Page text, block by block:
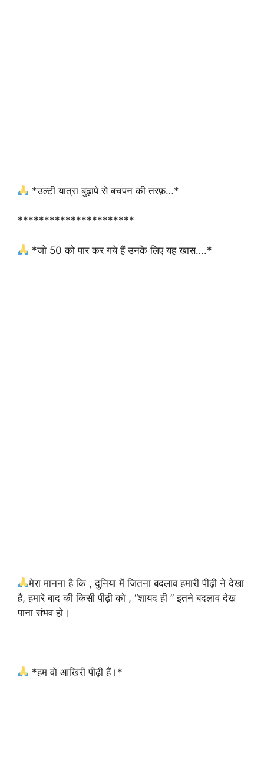
*उल्टी यात्रा बुढ़ापे से बचपन की तरफ़…*
**********************
*जो 50 को पार कर गये हैं उनके लिए यह खास….*
मेरा मानना है कि , दुनिया में ‌जितना बदलाव हमारी पीढ़ी ने देखा
है, हमारे बाद की किसी पीढ़ी को , “शायद ही ” इतने बदलाव देख
पाना संभव हो।
*हम वो आखिरी पीढ़ी हैं।*